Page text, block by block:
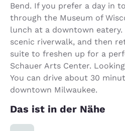
Bend. If you prefer a day in
through the Museum of
lunch at a downtown eatery.
scenic riverwalk, and then
suite to freshen up for a
Schauer Arts Center.
You can drive about 30
downtown Milwaukee.
Das ist in der Nähe